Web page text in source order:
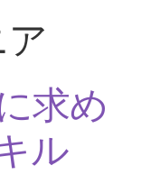
求め
ル